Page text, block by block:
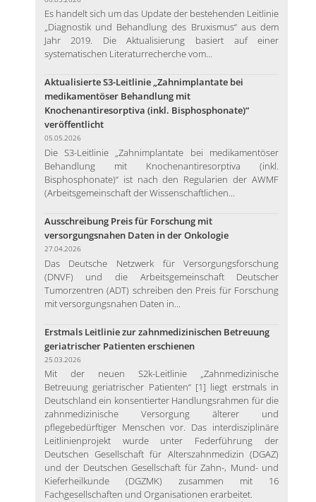
Es handelt sich um das Update der bestehenden Leitlinie
„Diagnostik und Behandlung des Bruxismus“ aus dem
Jahr 2019. Die Aktualisierung basiert auf einer
systematischen Literaturrecherche vom...
Aktualisierte S3-Leitlinie „Zahnimplantate bei
medikamentöser Behandlung mit
Knochenantiresorptiva (inkl. Bisphosphonate)“
veröffentlicht
05.05.2026
Die S3-Leitlinie „Zahnimplantate bei medikamentöser
Behandlung mit Knochenantiresorptiva (inkl.
Bisphosphonate)“ ist nach den Regularien der AWMF
(Arbeitsgemeinschaft der Wissenschaftlichen...
Ausschreibung Preis für Forschung mit
versorgungsnahen Daten in der Onkologie
27.04.2026
Das Deutsche Netzwerk für Versorgungsforschung
(DNVF) und die Arbeitsgemeinschaft Deutscher
Tumorzentren (ADT) schreiben den Preis für Forschung
mit versorgungsnahen Daten in...
Erstmals Leitlinie zur zahnmedizinischen Betreuung
geriatrischer Patienten erschienen
25.03.2026
Mit der neuen S2k-Leitlinie „Zahnmedizinische
Betreuung geriatrischer Patienten“ [1] liegt erstmals in
Deutschland ein konsentierter Handlungsrahmen für die
zahnmedizinische Versorgung älterer und
pflegebedürftiger Menschen vor. Das interdisziplinäre
Leitlinienprojekt wurde unter Federführung der
Deutschen Gesellschaft für Alterszahnmedizin (DGAZ)
und der Deutschen Gesellschaft für Zahn-, Mund- und
Kieferheilkunde (DGZMK) zusammen mit 16
Fachgesellschaften und Organisationen erarbeitet.